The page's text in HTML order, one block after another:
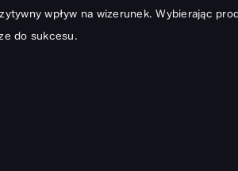
wpływ na wizerunek. Wybierając
do sukcesu.